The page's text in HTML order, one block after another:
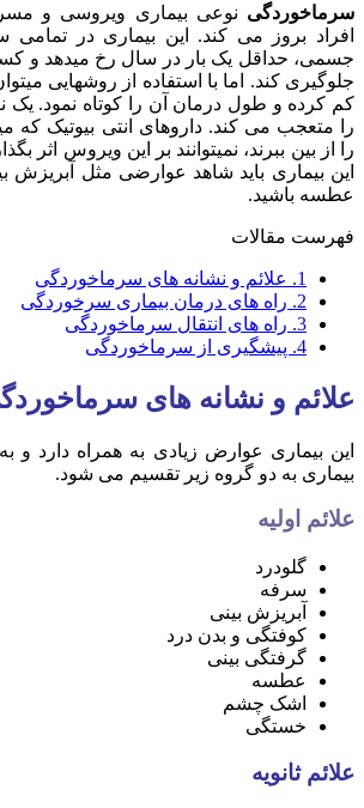
سرماخوردگی نوعی بیماری ویروسی و
افراد بروز می کند. این بیماری در
جسمی، حداقل یک بار در سال رخ میدهد و کسی
جلوگیری کند. اما با استفاده از روشهایی
کم کرده و طول درمان آن را کوتاه نمود. یک
را متعجب می کند. داروهای انتی بیوتیک که
را از بین ببرند، نمیتوانند بر این ویروس اثر
این بیماری باید شاهد عوارضی مثل آبریزش
عطسه باشید.
فهرست مقالات
1.
علائم و نشانه های سرماخوردگی
2. راه های درمان بیماری سرخوردگی
3. راه های انتقال سرماخوردگی
4. پیشگیری از سرماخوردگی
علائم و نشانه های
این بیماری عوارض زیادی به همراه دارد و
بیماری به دو گروه زیر تقسیم می شود.
علائم اولیه
گلودرد
سرفه
آبریزش بینی
کوفتگی و بدن درد
گرفتگی بینی
عطسه
اشک چشم
خستگی
علائم ثانویه